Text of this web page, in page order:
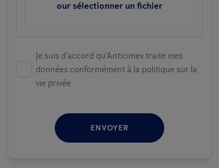
our sélectionner un fichier
Je suis d'accord qu'Anticimex traite mes
données conformément à la politique sur la
vie privée
ENVOYER